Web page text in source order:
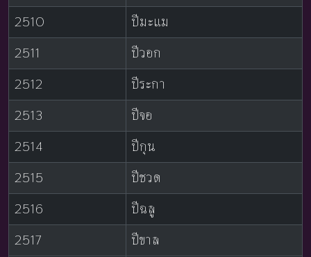
2510
ปีมะแม
2511
ปีวอก
2512
ปีระกา
2513
ปีจอ
2514
ปีกุน
2515
ปีชวด
2516
ปีฉลู
2517
ปีขาล